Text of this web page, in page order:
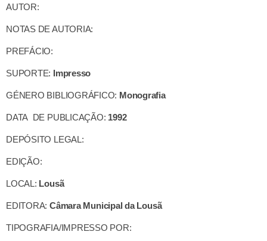
AUTOR:
NOTAS DE AUTORIA:
PREFÁCIO:
SUPORTE: Impresso
GÉNERO BIBLIOGRÁFICO: Monografia
DATA DE PUBLICAÇÃO: 1992
DEPÓSITO LEGAL:
EDIÇÃO:
LOCAL: Lousã
EDITORA: Câmara Municipal da Lousã
TIPOGRAFIA/IMPRESSO POR: